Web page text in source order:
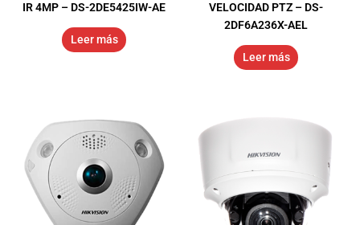
IR 4MP – DS-2DE5425IW-AE
Leer más
VELOCIDAD PTZ – DS-
2DF6A236X-AEL
Leer más